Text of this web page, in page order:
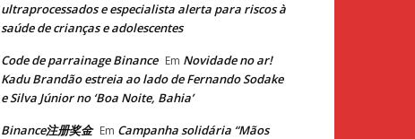
ultraprocessados e especialista alerta para riscos à
saúde de crianças e adolescentes
Code de parrainage Binance Em Novidade no ar!
Kadu Brandão estreia ao lado de Fernando Sodake
e Silva Júnior no ‘Boa Noite, Bahia’
Binance注册奖金 Em Campanha solidária “Mãos